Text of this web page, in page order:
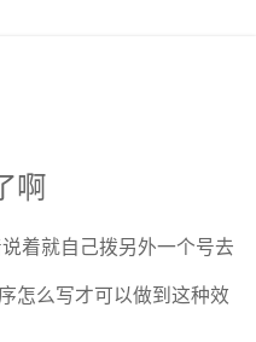
啊
着就自己拨另外一个号去
怎么写才可以做到这种效